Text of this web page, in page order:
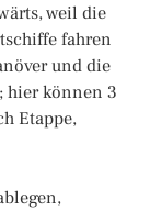
weil die
fahren
und die
hier können 3
Etappe,